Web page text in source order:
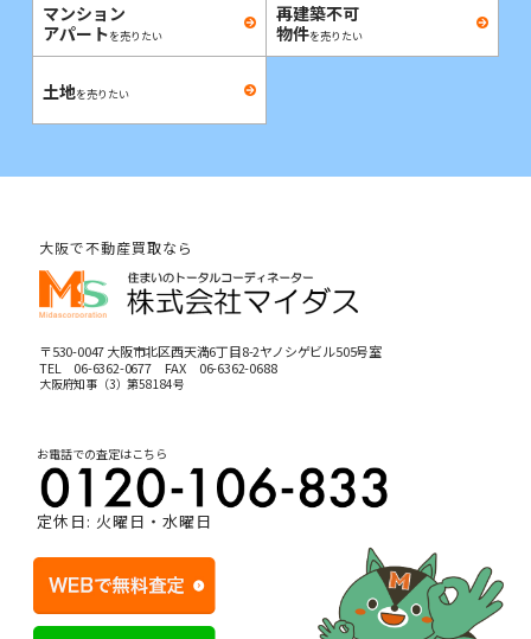
マンション
アパートを売りたい
再建築不可
物件を売りたい
土地を売りたい
大阪で不動産買取なら
〒530-0047 大阪市北区西天満6丁目8-2ヤノシゲビル505号室
TEL 06-6362-0677FAX 06-6362-0688
大阪府知事（3）第58184号
お電話での査定はこちら
定休日: 火曜日・水曜日